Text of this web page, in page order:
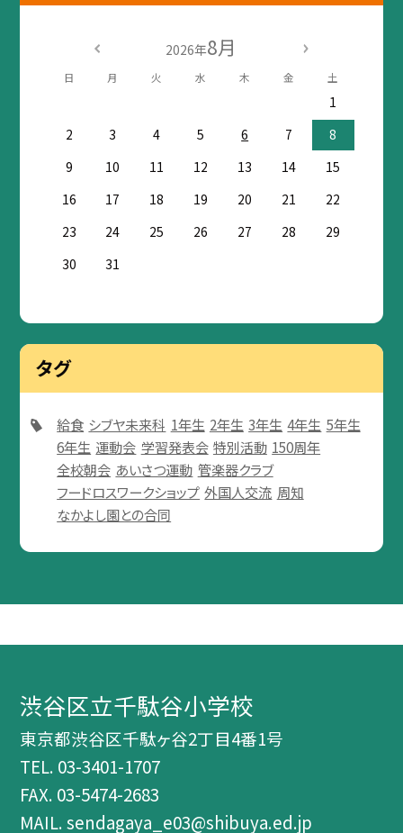
2026年8月
日 月 火 水 木 金 土
1
2
3 4 5 6 7
8
9
10 11 12 13 14
15
16
17 18 19 20 21
22
23
24 25 26 27 28
29
30
31
タグ
給食 シブヤ未来科 1年生 2年生 3年生 4年生 5年生
6年生 運動会 学習発表会 特別活動 150周年
全校朝会 あいさつ運動 管楽器クラブ
フードロスワークショップ 外国人交流 周知
なかよし園との合同
渋谷区立千駄谷小学校
東京都渋谷区千駄ヶ谷2丁目4番1号
TEL. 03-3401-1707
FAX. 03-5474-2683
MAIL. sendagaya_e03@shibuya.ed.jp